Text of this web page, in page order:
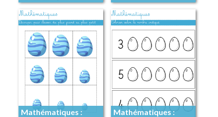
informations
Mathématiques :
Mathématiques :